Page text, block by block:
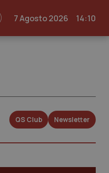
7 Agosto 2026 14:10
QS Club Newsletter